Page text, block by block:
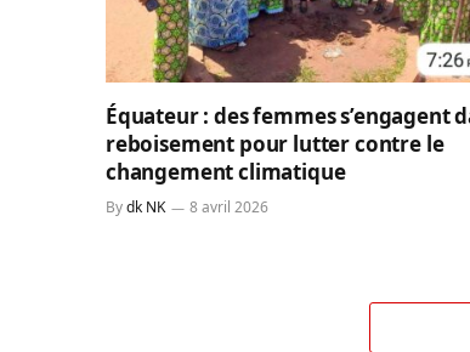
Équateur : des femmes s’engagent
reboisement pour lutter contre le
changement climatique
Bydk NK 8 avril 2026